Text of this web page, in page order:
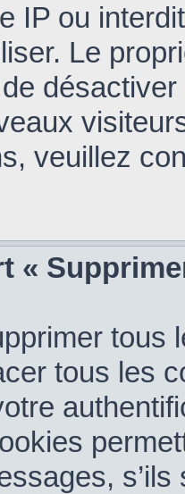
IP ou
Le
veuillez
«
tous les